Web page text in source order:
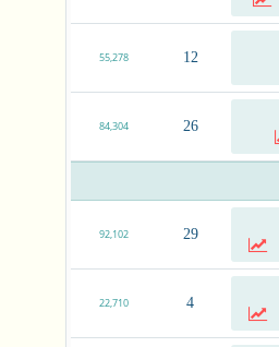
12
55,278
26
84,304
29
92,102
4
22,710